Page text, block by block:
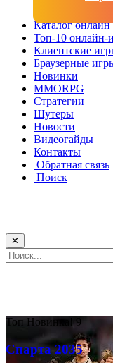
Каталог онлайн
Топ-10 онлайн-
Клиентские
Браузерные
Новинки
MMORPG
Стратегии
Шутеры
Новости
Видеогайды
Контакты
Обратная связь
Поиск
✕
Топ Новинка! 9
Спарта 2035